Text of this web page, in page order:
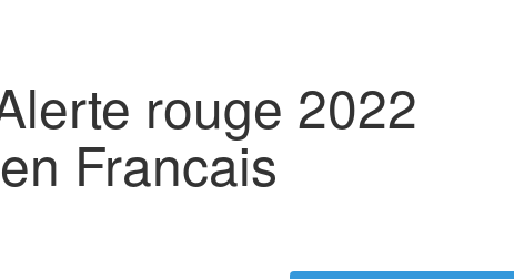
rouge 2022
Francais